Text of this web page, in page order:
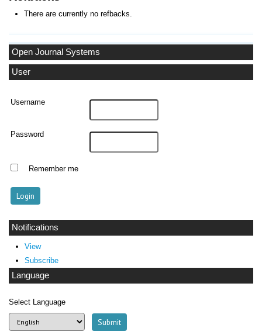
Open Journal Systems
User
Username
Password
Remember me
Notifications
View
Subscribe
Language
Select Language
There are currently no refbacks.